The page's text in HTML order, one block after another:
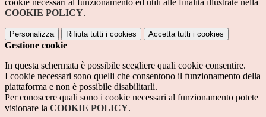
cookie necessari al funzionamento ed utili alle finalità illustrate nella
COOKIE POLICY.
Personalizza Rifiuta tutti i cookies Accetta tutti i cookies
Gestione cookie
In questa schermata è possibile scegliere quali cookie consentire.
I cookie necessari sono quelli che consentono il funzionamento della
piattaforma e non è possibile disabilitarli.
Per conoscere quali sono i cookie necessari al funzionamento potete
visionare la COOKIE POLICY.